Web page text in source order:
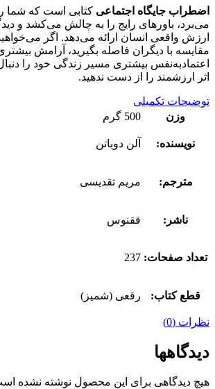
اضطراب جایگاه اجتماعی کتابی است که شما
می‌برد، باورهای رایج را به چالش می‌کشد و
ارزش واقعی انسان ارائه می‌دهد. اگر
مقایسه با دیگران فاصله بگیرید، آرامش بیشتری
اعتمادبه‌نفس بیشتری مسیر زندگی خود را
اثر ارزشمند را از دست ندهید.
توضیحات تکمیلی
وزن
500 گرم
نویسنده: آلن دوباتن
مترجم: مریم تقدیسی
ناشر: ققنوس
تعداد صفحات: 237
قطع کتاب: رقعی (شمیز)
نظرات (0)
دیدگاهها
هیچ دیدگاهی برای این محصول نوشته نشده